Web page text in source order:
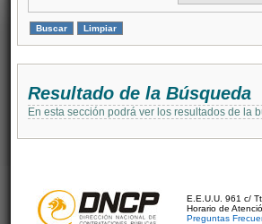
Resultado de la Búsqueda
En esta sección podrá ver los resultados de la
E.E.U.U. 961 c/
Horario de
Preguntas